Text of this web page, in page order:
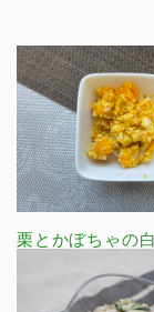
栗とかぼちゃの